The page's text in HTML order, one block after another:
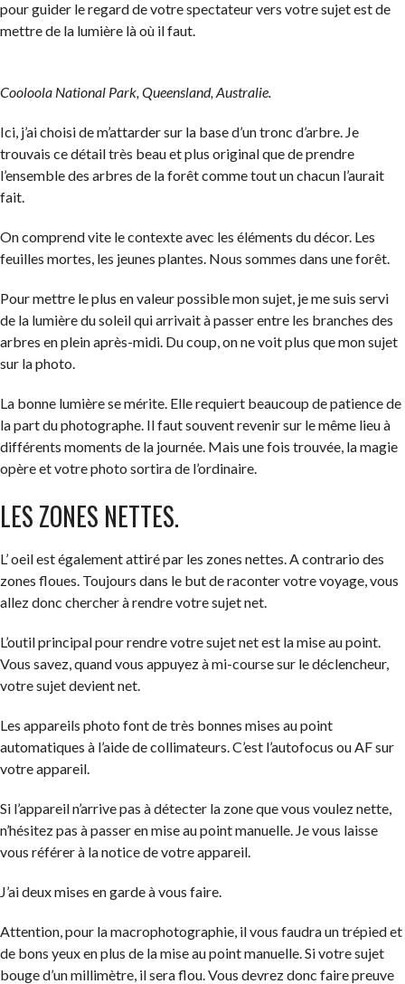
pour guider le regard de votre spectateur vers votre sujet est de
mettre de la lumière là où il faut.
Cooloola National Park, Queensland, Australie.
Ici, j’ai choisi de m’attarder sur la base d’un tronc d’arbre. Je
trouvais ce détail très beau et plus original que de prendre
l’ensemble des arbres de la forêt comme tout un chacun l’aurait
fait.
On comprend vite le contexte avec les éléments du décor. Les
feuilles mortes, les jeunes plantes. Nous sommes dans une forêt.
Pour mettre le plus en valeur possible mon sujet, je me suis servi
de la lumière du soleil qui arrivait à passer entre les branches des
arbres en plein après-midi. Du coup, on ne voit plus que mon sujet
sur la photo.
La bonne lumière se mérite. Elle requiert beaucoup de patience de
la part du photographe. Il faut souvent revenir sur le même lieu à
différents moments de la journée. Mais une fois trouvée, la magie
opère et votre photo sortira de l’ordinaire.
LES ZONES NETTES.
L’ oeil est également attiré par les zones nettes. A contrario des
zones floues. Toujours dans le but de raconter votre voyage, vous
allez donc chercher à rendre votre sujet net.
L’outil principal pour rendre votre sujet net est la mise au point.
Vous savez, quand vous appuyez à mi-course sur le déclencheur,
votre sujet devient net.
Les appareils photo font de très bonnes mises au point
automatiques à l’aide de collimateurs. C’est l’autofocus ou AF sur
votre appareil.
Si l’appareil n’arrive pas à détecter la zone que vous voulez nette,
n’hésitez pas à passer en mise au point manuelle. Je vous laisse
vous référer à la notice de votre appareil.
J’ai deux mises en garde à vous faire.
Attention, pour la macrophotographie, il vous faudra un trépied et
de bons yeux en plus de la mise au point manuelle. Si votre sujet
bouge d’un millimètre, il sera flou. Vous devrez donc faire preuve